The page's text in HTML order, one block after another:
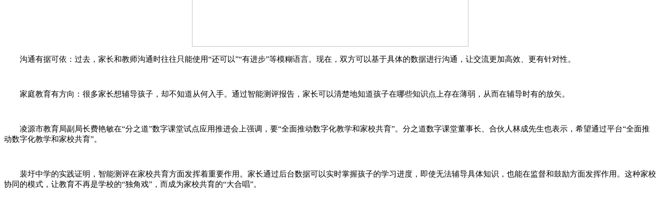
沟通有据可依：过去，家长和教师沟通时往往只能使用“还可以”“有进步”等模糊语言。现在，双方可以基于具体的数据进行沟通，让交流更加高效、更有针对性。
家庭教育有方向：很多家长想辅导孩子，却不知道从何入手。通过智能测评报告，家长可以清楚地知道孩子在哪些知识点上存在薄弱，从而在辅导时有的放矢。
凌源市教育局副局长费艳敏在“分之道”数字课堂试点应用推进会上强调，要“全面推动数字化教学和家校共育”。分之道数字课堂董事长、合伙人林成先生也表示，希望通过平台“全面推
动数字化教学和家校共育”。
裴圩中学的实践证明，智能测评在家校共育方面发挥着重要作用。家长通过后台数据可以实时掌握孩子的学习进度，即使无法辅导具体知识，也能在监督和鼓励方面发挥作用。这种家校
协同的模式，让教育不再是学校的“独角戏”，而成为家校共育的“大合唱”。